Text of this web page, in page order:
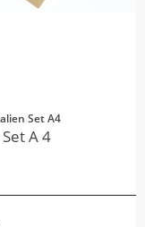
Set A4
A 4